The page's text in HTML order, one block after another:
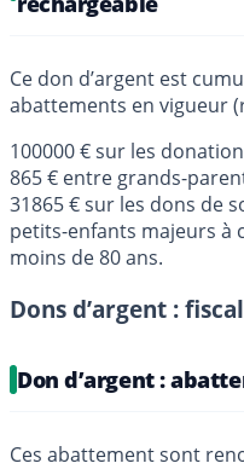
Ce don d’argent est
abattements en vigueur
100000 € sur les
865 € entre grands-
31865 € sur les dons de
petits-enfants majeurs à
moins de 80 ans.
Dons d’argent :
Don d’argent :
Ces abattement sont